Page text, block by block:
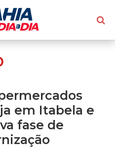
em Itabela e
fase de